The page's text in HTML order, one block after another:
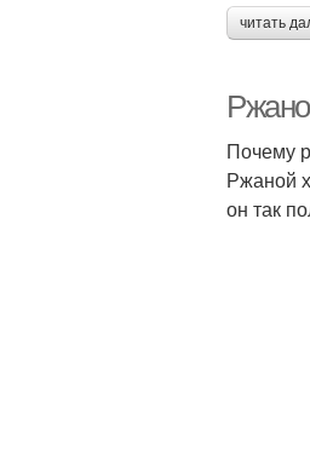
читать
Почему
Ржаной
он так